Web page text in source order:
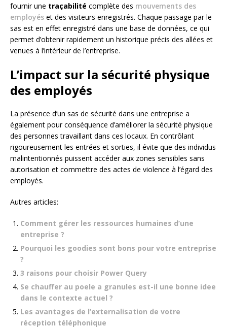
fournir une traçabilité complète des mouvements des
employés et des visiteurs enregistrés. Chaque passage par le
sas est en effet enregistré dans une base de données, ce qui
permet d’obtenir rapidement un historique précis des allées et
venues à l’intérieur de l’entreprise.
L’impact sur la sécurité physique
des employés
La présence d’un sas de sécurité dans une entreprise a
également pour conséquence d’améliorer la sécurité physique
des personnes travaillant dans ces locaux. En contrôlant
rigoureusement les entrées et sorties, il évite que des individus
malintentionnés puissent accéder aux zones sensibles sans
autorisation et commettre des actes de violence à l’égard des
employés.
Autres articles:
Comment gérer les ressources humaines d’une
entreprise ?
Pourquoi les goodies sont bons pour votre entreprise
?
3 raisons pour choisir Power Query
Se chauffer au poele a granules est-il une bonne idee
dans le contexte actuel ?
Les avantages de l’externalisation de votre
réception téléphonique